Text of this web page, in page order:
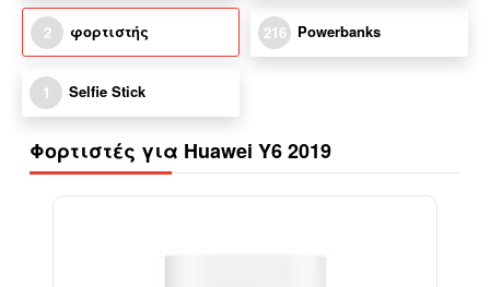
2 φορτιστής 216 Powerbanks
1 Selfie Stick
Φορτιστές για Huawei Y6 2019